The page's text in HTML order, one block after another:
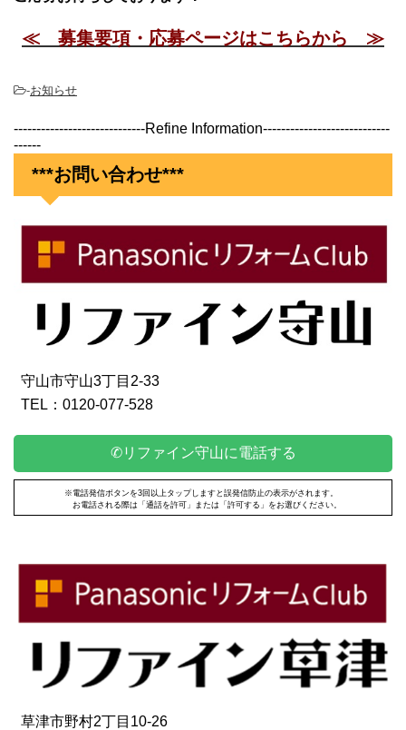
≪ 募集要項・応募ページはこちらから ≫
-お知らせ
-----------------------------Refine Information----------------------------
------
***お問い合わせ***
守山市守山3丁目2-33
TEL：0120-077-528
✆リファイン守山に電話する
※電話発信ボタンを3回以上タップしますと誤発信防止の表示がされます。
お電話される際は「通話を許可」または「許可する」をお選びください。
草津市野村2丁目10-26